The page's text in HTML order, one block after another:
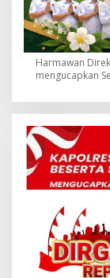
Harmawan
mengucapkan